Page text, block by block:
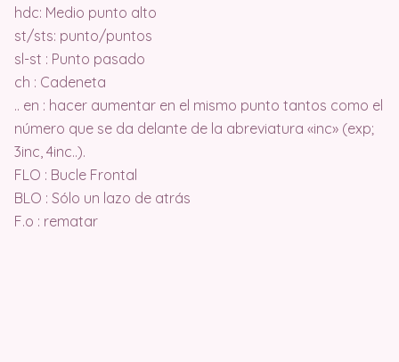
hdc: Medio punto alto
st/sts: punto/puntos
sl-st : Punto pasado
ch : Cadeneta
.. en : hacer aumentar en el mismo punto tantos como el
número que se da delante de la abreviatura «inc» (exp;
3inc, 4inc..).
FLO : Bucle Frontal
BLO : Sólo un lazo de atrás
F.o : rematar